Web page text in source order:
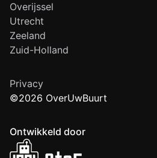
Overijssel
Utrecht
Zeeland
Zuid-Holland
Privacy
©2026 OverUwBuurt
Ontwikkeld door